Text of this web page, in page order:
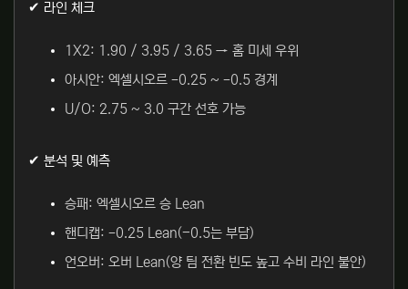
✔ 라인 체크
1X2: 1.90 / 3.95 / 3.65 → 홈 미세 우위
아시안: 엑셀시오르 -0.25 ~ -0.5 경계
U/O: 2.75 ~ 3.0 구간 선호 가능
✔ 분석 및 예측
승패: 엑셀시오르 승 Lean
핸디캡: -0.25 Lean(−0.5는 부담)
언오버: 오버 Lean(양 팀 전환 빈도 높고 수비 라인 불안)